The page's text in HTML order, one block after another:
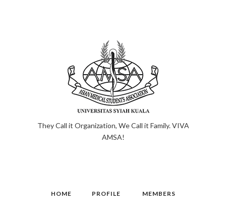
They Call it Organization, We Call it Family. VIVA
AMSA!
HOME PROFILE MEMBERS